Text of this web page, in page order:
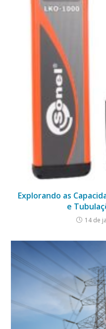
Explorando as
e
14 de